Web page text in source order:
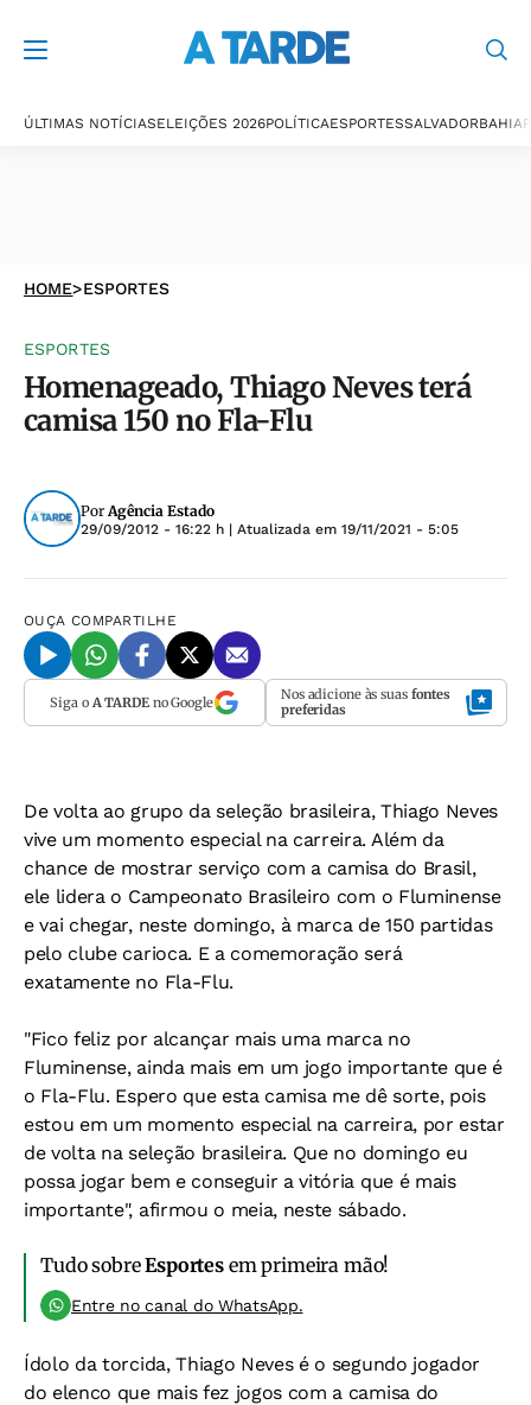
ÚLTIMAS NOTÍCIASELEIÇÕES 2026POLÍTICAESPORTESSALVADORBAHIA
HOME>ESPORTES
ESPORTES
Homenageado, Thiago Neves terá
camisa 150 no Fla-Flu
PorAgência Estado
29/09/2012 - 16:22 h | Atualizada em 19/11/2021 - 5:05
OUÇA COMPARTILHE
Siga o A TARDEno Google Nos adicione às suas fontes
preferidas
De volta ao grupo da seleção brasileira, Thiago Neves
vive um momento especial na carreira. Além da
chance de mostrar serviço com a camisa do Brasil,
ele lidera o Campeonato Brasileiro com o Fluminense
e vai chegar, neste domingo, à marca de 150 partidas
pelo clube carioca. E a comemoração será
exatamente no Fla-Flu.
"Fico feliz por alcançar mais uma marca no
Fluminense, ainda mais em um jogo importante que é
o Fla-Flu. Espero que esta camisa me dê sorte, pois
estou em um momento especial na carreira, por estar
de volta na seleção brasileira. Que no domingo eu
possa jogar bem e conseguir a vitória que é mais
importante", afirmou o meia, neste sábado.
Tudo sobreEsportesem primeira mão!
Entre no canal do WhatsApp.
Ídolo da torcida, Thiago Neves é o segundo jogador
do elenco que mais fez jogos com a camisa do